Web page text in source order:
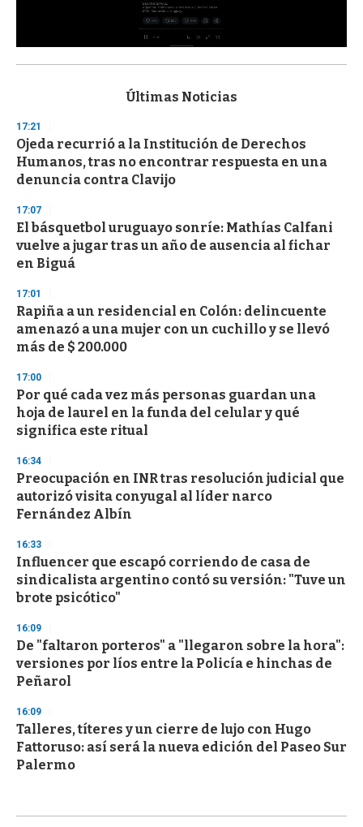
s
d
s
o
f
3
s
e
c
o
n
Últimas Noticias
17:21
Ojeda recurrió a la Institución de Derechos
Humanos, tras no encontrar respuesta en una
denuncia contra Clavijo
17:07
El básquetbol uruguayo sonríe: Mathías Calfani
vuelve a jugar tras un año de ausencia al fichar
en Biguá
17:01
Rapiña a un residencial en Colón: delincuente
amenazó a una mujer con un cuchillo y se llevó
más de $ 200.000
17:00
Por qué cada vez más personas guardan una
hoja de laurel en la funda del celular y qué
significa este ritual
16:34
Preocupación en INR tras resolución judicial que
autorizó visita conyugal al líder narco
Fernández Albín
16:33
Influencer que escapó corriendo de casa de
sindicalista argentino contó su versión: "Tuve un
brote psicótico"
16:09
De "faltaron porteros" a "llegaron sobre la hora":
versiones por líos entre la Policía e hinchas de
Peñarol
16:09
Talleres, títeres y un cierre de lujo con Hugo
Fattoruso: así será la nueva edición del Paseo Sur
Palermo